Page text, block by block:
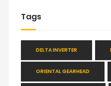
Tags
DELTA INVERTER
ORIENTAL GEARHEAD